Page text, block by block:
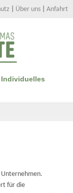
Über uns Anfahrt
Individuelles
Unternehmen.
für die